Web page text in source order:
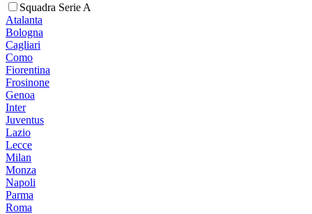
Squadra Serie A
Atalanta
Bologna
Cagliari
Como
Fiorentina
Frosinone
Genoa
Inter
Juventus
Lazio
Lecce
Milan
Monza
Napoli
Parma
Roma